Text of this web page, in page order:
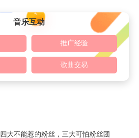
音乐互动
推广经验
歌曲交易
四大不能惹的粉丝，三大可怕粉丝团